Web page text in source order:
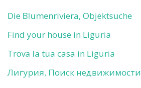
Die Blumenriviera, Objektsuche
Find your house in Liguria
Trova la tua casa in Liguria
Лигурия, Поиск недвижимости